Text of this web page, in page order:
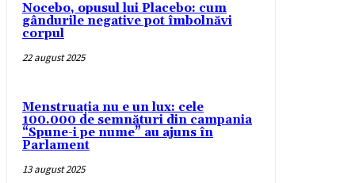
Nocebo, opusul lui Placebo: cum
gândurile negative pot îmbolnăvi
corpul
22 august 2025
Menstruația nu e un lux: cele
100.000 de semnături din campania
“Spune-i pe nume” au ajuns în
Parlament
13 august 2025